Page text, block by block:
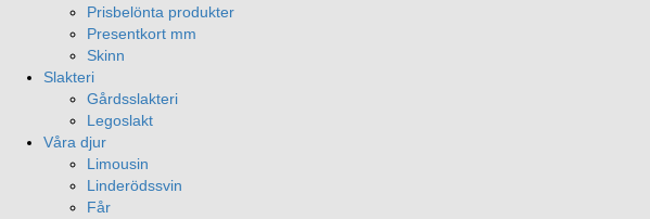
Prisbelönta produkter
Presentkort mm
Skinn
Slakteri
Gårdsslakteri
Legoslakt
Våra djur
Limousin
Linderödssvin
Får